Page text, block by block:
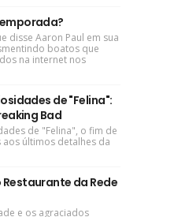
disse Aaron Paul em sua
boatos que
na internet nos
de "Felina":
Bad
de "Felina", o fim de
aos últimos detalhes da
da Rede
e os agraciados